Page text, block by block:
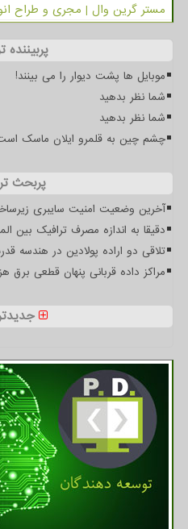
مستر گرین وال | مجری و طراح
پربیننده
موبایل ها پشت دیوار را می بینند!
شما نظر بدهید
شما نظر بدهید
چشم چین به قلمرو ایلان ماسک
پربحث
آخرین وضعیت امنیت سایبری
دقیقا به اندازه مصرف ترافیک بین
تلاقی دو اراده پولادین در هندسه
مراکز داده قربانی پنهان قطعی برق